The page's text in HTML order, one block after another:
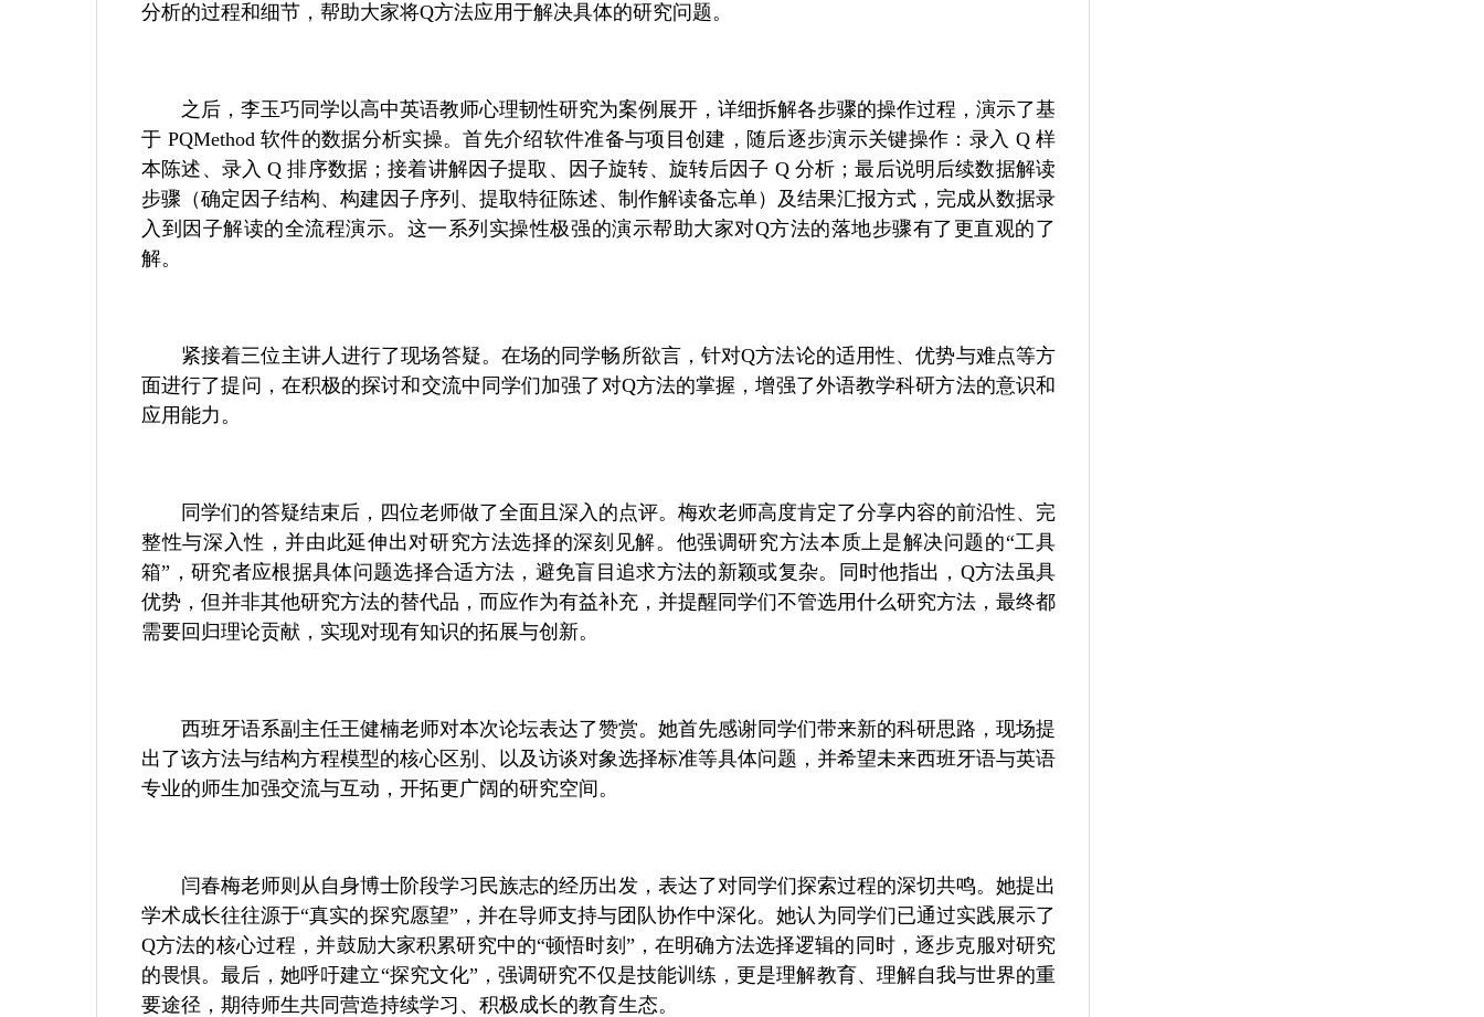
分析的过程和细节，帮助大家将Q方法应用于解决具体的研究问题。
之后，李玉巧同学以高中英语教师心理韧性研究为案例展开，详细拆解各步骤的操作过程，演示了基
于 PQMethod 软件的数据分析实操。首先介绍软件准备与项目创建，随后逐步演示关键操作：录入 Q 样
本陈述、录入 Q 排序数据；接着讲解因子提取、因子旋转、旋转后因子 Q 分析；最后说明后续数据解读
步骤（确定因子结构、构建因子序列、提取特征陈述、制作解读备忘单）及结果汇报方式，完成从数据录
入到因子解读的全流程演示。这一系列实操性极强的演示帮助大家对Q方法的落地步骤有了更直观的了
解。
紧接着三位主讲人进行了现场答疑。在场的同学畅所欲言，针对Q方法论的适用性、优势与难点等方
面进行了提问，在积极的探讨和交流中同学们加强了对Q方法的掌握，增强了外语教学科研方法的意识和
应用能力。
同学们的答疑结束后，四位老师做了全面且深入的点评。梅欢老师高度肯定了分享内容的前沿性、完
整性与深入性，并由此延伸出对研究方法选择的深刻见解。他强调研究方法本质上是解决问题的“工具
箱”，研究者应根据具体问题选择合适方法，避免盲目追求方法的新颖或复杂。同时他指出，Q方法虽具
优势，但并非其他研究方法的替代品，而应作为有益补充，并提醒同学们不管选用什么研究方法，最终都
需要回归理论贡献，实现对现有知识的拓展与创新。
西班牙语系副主任王健楠老师对本次论坛表达了赞赏。她首先感谢同学们带来新的科研思路，现场提
出了该方法与结构方程模型的核心区别、以及访谈对象选择标准等具体问题，并希望未来西班牙语与英语
专业的师生加强交流与互动，开拓更广阔的研究空间。
闫春梅老师则从自身博士阶段学习民族志的经历出发，表达了对同学们探索过程的深切共鸣。她提出
学术成长往往源于“真实的探究愿望”，并在导师支持与团队协作中深化。她认为同学们已通过实践展示了
Q方法的核心过程，并鼓励大家积累研究中的“顿悟时刻”，在明确方法选择逻辑的同时，逐步克服对研究
的畏惧。最后，她呼吁建立“探究文化”，强调研究不仅是技能训练，更是理解教育、理解自我与世界的重
要途径，期待师生共同营造持续学习、积极成长的教育生态。